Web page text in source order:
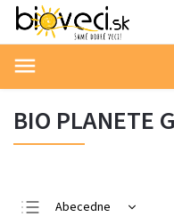
BIO PLANETE
Abecedne